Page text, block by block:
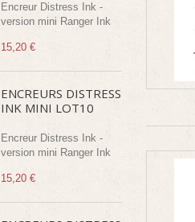
Encreur Distress Ink -
version mini Ranger Ink
15,20 €
ENCREURS DISTRESS
INK MINI LOT10
Encreur Distress Ink -
version mini Ranger Ink
15,20 €